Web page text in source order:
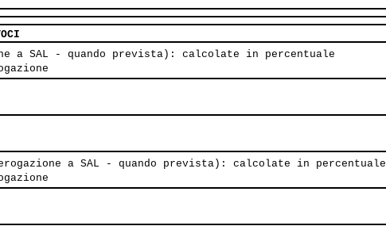
a SAL - quando prevista): calcolate in percentuale
a SAL - quando prevista): calcolate in percentuale